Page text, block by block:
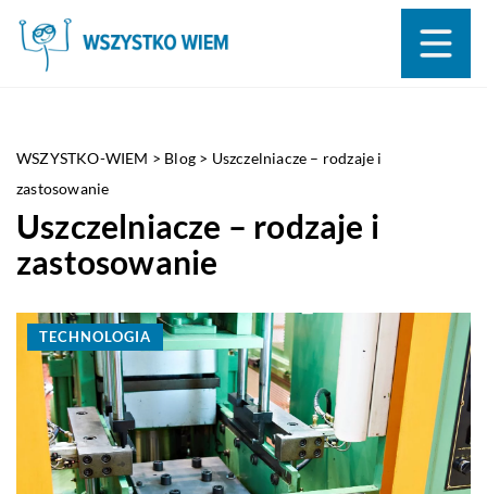
WSZYSTKO-WIEM > Blog > Uszczelniacze – rodzaje i
zastosowanie
Uszczelniacze – rodzaje i
zastosowanie
TECHNOLOGIA